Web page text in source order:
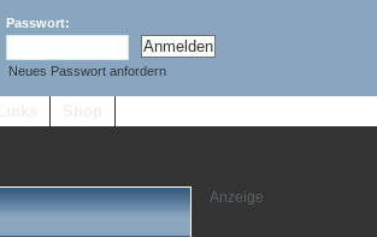
Passwort:
Neues Passwort anfordern